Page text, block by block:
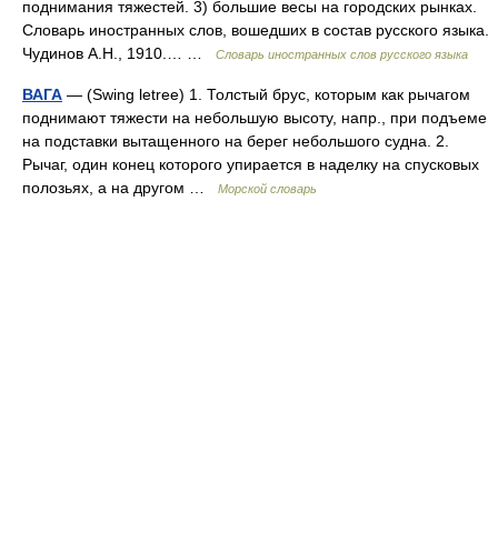
поднимания тяжестей. 3) большие весы на городских рынках.
Словарь иностранных слов, вошедших в состав русского языка.
Чудинов А.Н., 1910.… …
Словарь иностранных слов русского языка
ВАГА — (Swing letree) 1. Толстый брус, которым как рычагом
поднимают тяжести на небольшую высоту, напр., при подъеме
на подставки вытащенного на берег небольшого судна. 2.
Рычаг, один конец которого упирается в наделку на спусковых
полозьях, а на другом …
Морской словарь